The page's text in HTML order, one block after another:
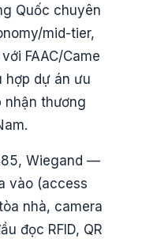
Quốc chuyên
mid-tier,
FAAC/Came
hợp dự án ưu
thương
Wiegand —
vào (access
nhà, camera
đọc RFID, QR